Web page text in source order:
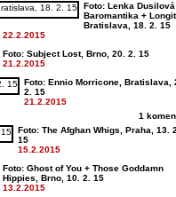
Foto: Lenka
Baromantika +
Bratislava, 18. 2. 15
22.2.2015
Foto: Subject Lost, Brno, 20. 2. 15
21.2.2015
Foto: Ennio Morricone, Bratislava,
2. 15
21.2.2015
1
Foto: The Afghan Whigs, Praha, 13. 2.
15
15.2.2015
Foto: Ghost of You + Those Goddamn
Hippies, Brno, 10. 2. 15
13.2.2015